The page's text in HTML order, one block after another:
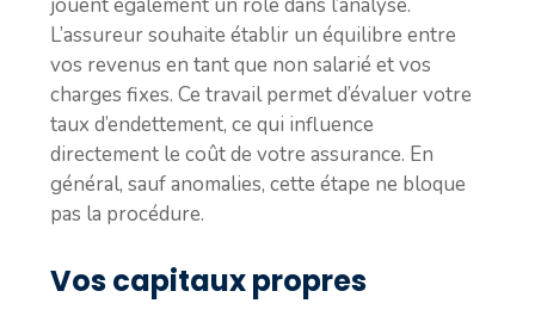
L’assureur souhaite établir un équilibre entre
vos revenus en tant que non salarié et vos
charges fixes. Ce travail permet d’évaluer votre
taux d’endettement, ce qui influence
directement le coût de votre assurance. En
général, sauf anomalies, cette étape ne bloque
pas la procédure.
Vos capitaux propres